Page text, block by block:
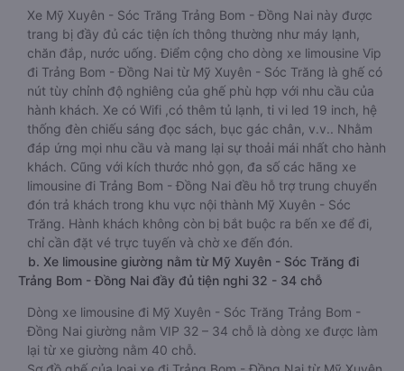
Xe Mỹ Xuyên - Sóc Trăng Trảng Bom - Đồng Nai này được
trang bị đầy đủ các tiện ích thông thường như máy lạnh,
chăn đắp, nước uống. Điểm cộng cho dòng xe limousine Vip
đi Trảng Bom - Đồng Nai từ Mỹ Xuyên - Sóc Trăng là ghế có
nút tùy chỉnh độ nghiêng của ghế phù hợp với nhu cầu của
hành khách. Xe có Wifi ,có thêm tủ lạnh, ti vi led 19 inch, hệ
thống đèn chiếu sáng đọc sách, bục gác chân, v.v.. Nhằm
đáp ứng mọi nhu cầu và mang lại sự thoải mái nhất cho hành
khách. Cũng với kích thước nhỏ gọn, đa số các hãng xe
limousine đi Trảng Bom - Đồng Nai đều hỗ trợ trung chuyển
đón trả khách trong khu vực nội thành Mỹ Xuyên - Sóc
Trăng. Hành khách không còn bị bắt buộc ra bến xe để đi,
chỉ cần đặt vé trực tuyến và chờ xe đến đón.
b. Xe limousine giường nằm từ Mỹ Xuyên - Sóc Trăng đi
Trảng Bom - Đồng Nai đầy đủ tiện nghi 32 - 34 chỗ
Dòng xe limousine đi Mỹ Xuyên - Sóc Trăng Trảng Bom -
Đồng Nai giường nằm VIP 32 – 34 chỗ là dòng xe được làm
lại từ xe giường nằm 40 chỗ.